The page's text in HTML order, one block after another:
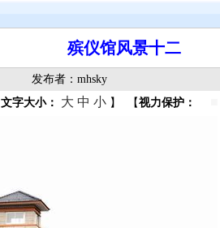
殡仪馆风景十二
发布者：mhsky
文字大小： 大 中 小 】 【视力保护：